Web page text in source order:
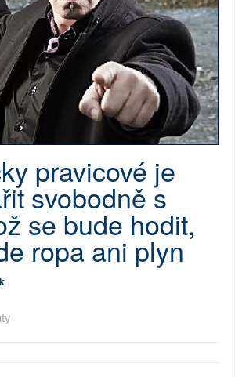
pravicové je
svobodně s
se bude hodit,
ropa ani plyn